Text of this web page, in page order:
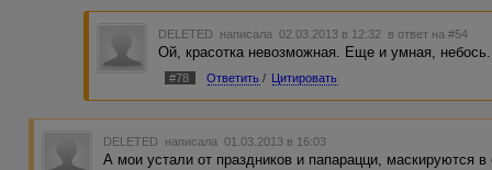
DELETED написала 02.03.2013 в 12:32 в ответ на #54
Ой, красотка невозможная. Еще и умная, небось.
#78 Ответить / Цитировать
DELETED написала 01.03.2013 в 16:03
А мои устали от праздников и папарацци, маскируются в